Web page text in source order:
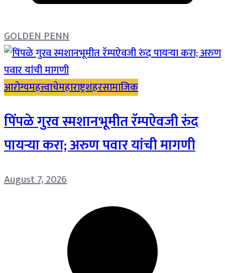
GOLDEN PENN
आरोग्यमहत्त्वाचेमहाराष्ट्रशहरसामाजिक
पिंपळे गुरव स्मशानभूमीत रॅम्पऐवजी रुंद
पायऱ्या करा; अरुण पवार यांची मागणी
August 7, 2026